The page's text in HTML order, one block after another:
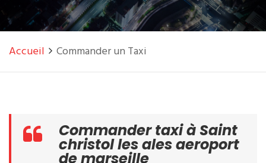
Accueil Commander un Taxi
Commander taxi à Saint
christol les ales aeroport
de marseille